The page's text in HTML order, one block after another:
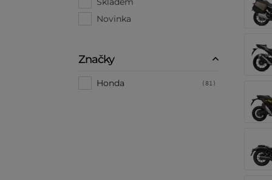
Novinka
Značky
Honda (81)